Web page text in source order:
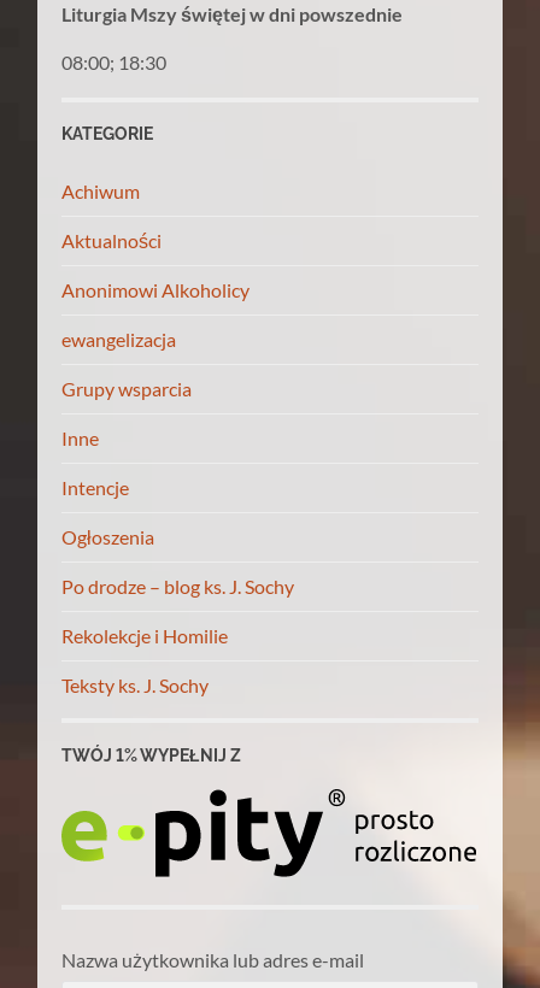
Liturgia Mszy świętej w dni powszednie
08:00; 18:30
KATEGORIE
Achiwum
Aktualności
Anonimowi Alkoholicy
ewangelizacja
Grupy wsparcia
Inne
Intencje
Ogłoszenia
Po drodze – blog ks. J. Sochy
Rekolekcje i Homilie
Teksty ks. J. Sochy
TWÓJ 1% WYPEŁNIJ Z
Nazwa użytkownika lub adres e-mail